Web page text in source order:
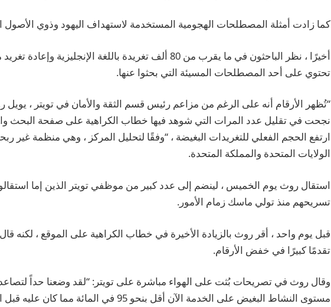
كما زادت أمثلة المصطلحات الهجومية المستخدمة لاستهداف اليهود وذوي الأصول
أخيرًا ، نظر الباحثون في ما يقرب من 80 ألف تغريدة باللغة
تحتوي على أحد المصطلحات المسيئة التي بحثوا عنها.
“تُظهر الأرقام أنه على الرغم من مزاعم رئيس قسم الثقة والأمان في تويتر ، يويل
نجحت في تقليل عدد المرات التي شوهد فيها خطاب الكراهية على صفحة البحث
ارتفع الحجم الفعلي للتغريدات البغيضة ، “وفقًا لتحليل المركز ، وهي منظمة غير
الولايات المتحدة والمملكة المتحدة.
استقال روث يوم الخميس ، لينضم إلى عدد كبير من موظفي تويتر الذين إما
تسريحهم منذ تولي ماسك زمام الأمور.
قبل يوم واحد ، أقر روث بالزيادة الأخيرة في خطاب الكراهية على الموقع ، لكنه
تقدمًا كبيرًا في خفض الأرقام.
وقال روث في تصريحات بُثت على الهواء مباشرة على تويتر: “لقد وضعنا حداً
مستوى النشاط البغيض على الخدمة الآن أقل بنحو 95 في